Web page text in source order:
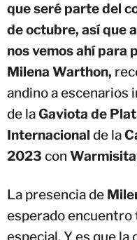
que seré parte del
de octubre, así que
nos vemos ahí para
Milena Warthon,
andino a escenarios
de laGaviota de
Internacional de la
2023 con
La presencia de
esperado encuentro